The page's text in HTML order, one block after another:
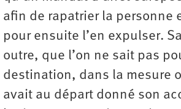
afin de rapatrier la personne
pour ensuite l’en expulser.
outre, que l’on ne sait pas
destination, dans la mesure
avait au départ donné son